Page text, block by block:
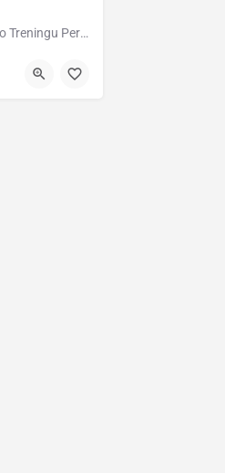
BodyMade.pl Agata Radziwoniuk Studio Treningu Personalnego Jestem trenerem personalnym, a także…